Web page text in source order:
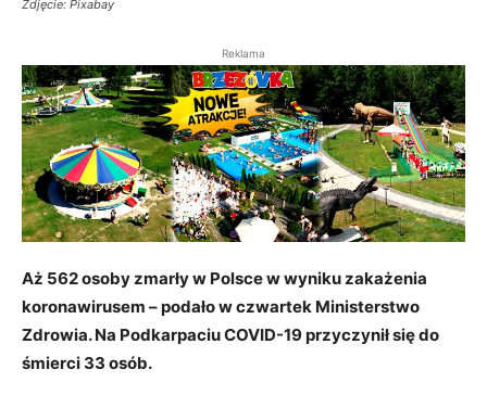
Zdjęcie: Pixabay
Reklama
Aż 562 osoby zmarły w Polsce w wyniku zakażenia
koronawirusem – podało w czwartek Ministerstwo
Zdrowia. Na Podkarpaciu COVID-19 przyczynił się do
śmierci 33 osób.